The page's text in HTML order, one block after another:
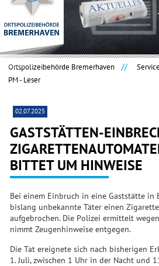
Ortspolizeibehörde Bremerhaven Service
PM - Leser
02.07.2025
GASTSTÄTTEN-
BITTET UM HINWEISE
Bei einem Einbruch in eine Gaststätte in
bislang unbekannte Täter einen
aufgebrochen. Die Polizei ermittelt
nimmt Zeugenhinweise entgegen.
Die Tat ereignete sich nach bisherigen
1. Juli, zwischen 1 Uhr in der Nacht und